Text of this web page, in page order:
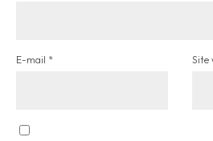
E-mail * Site